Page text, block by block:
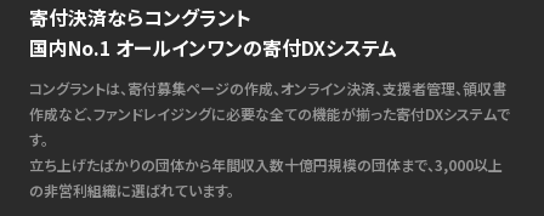
寄付決済ならコングラント
国内No.1 オールインワンの寄付DXシステム
コングラントは、寄付募集ページの作成、オンライン決済、支援者管理、領収書
作成など、ファンドレイジングに必要な全ての機能が揃った寄付DXシステムで
す。
立ち上げたばかりの団体から年間収入数十億円規模の団体まで、3,000以上
の非営利組織に選ばれています。